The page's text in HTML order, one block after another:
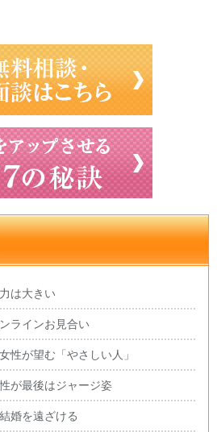
は大きい
ラインお見合い
性が望む「やさしい人」
が最後はジャージ姿
婚を遠ざける